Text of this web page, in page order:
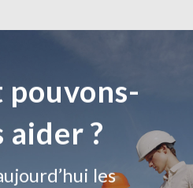
pouvons-
aider ?
les